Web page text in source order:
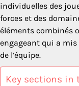
individuelles des
forces et des
éléments combinés
engageant qui a mis
de l’équipe.
Key sections in